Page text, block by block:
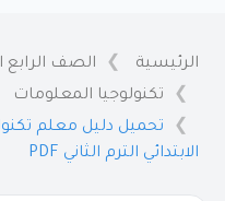
الرئيسية الصف الرابع
تكنولوجيا المعلومات
تحميل دليل معلم
الابتدائي الترم الثاني PDF